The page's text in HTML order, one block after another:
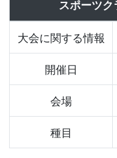
スポーツ
大会に関する情報
開催日
会場
種目